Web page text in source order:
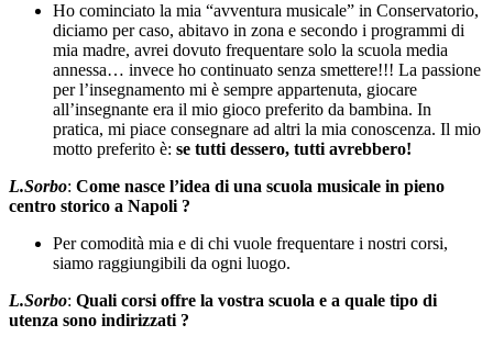
Ho cominciato la mia “avventura musicale” in Conservatorio,
diciamo per caso, abitavo in zona e secondo i programmi di
mia madre, avrei dovuto frequentare solo la scuola media
annessa… invece ho continuato senza smettere!!! La passione
per l’insegnamento mi è sempre appartenuta, giocare
all’insegnante era il mio gioco preferito da bambina. In
pratica, mi piace consegnare ad altri la mia conoscenza. Il mio
motto preferito è: se tutti dessero, tutti avrebbero!
L.Sorbo: Come nasce l’idea di una scuola musicale in pieno
centro storico a Napoli ?
Per comodità mia e di chi vuole frequentare i nostri corsi,
siamo raggiungibili da ogni luogo.
L.Sorbo: Quali corsi offre la vostra scuola e a quale tipo di
utenza sono indirizzati ?